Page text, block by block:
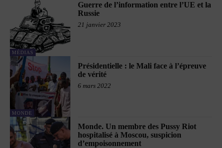
MÉDIAS
Guerre de l’information entre l’UE et la
Russie
21 janvier 2023
MONDE
Présidentielle : le Mali face à l’épreuve
de vérité
6 mars 2022
Monde. Un membre des Pussy Riot
hospitalisé à Moscou, suspicion
d’empoisonnement